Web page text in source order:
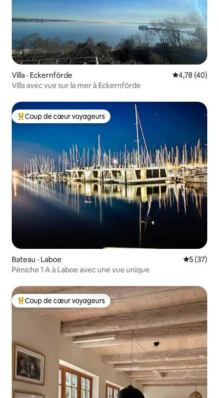
Villa · Eckernförde Note
4,78 (40)
Villa avec vue sur la mer à Eckernförde
Coup de cœur voyageurs parmi les plus aimés
Coup de cœur voyageurs
Bateau · Laboe Note
5 (37)
Péniche 1 A à Laboe avec une vue unique
Coup de cœur voyageurs parmi les plus aimés
Coup de cœur voyageurs